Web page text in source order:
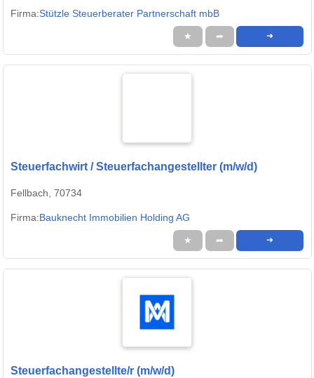
Firma:Stützle Steuerberater Partnerschaft mbB
★ ➦ ➜
Steuerfachwirt / Steuerfachangestellter (m/w/d)
Fellbach, 70734
Firma:Bauknecht Immobilien Holding AG
★ ➦ ➜
Steuerfachangestellte/r (m/w/d)